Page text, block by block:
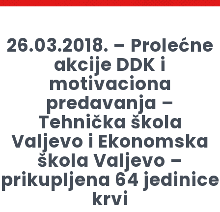
26.03.2018. – Prolećne
akcije DDK i
motivaciona
predavanja –
Tehnička škola
Valjevo i Ekonomska
škola Valjevo –
prikupljena 64 jedinice
krvi